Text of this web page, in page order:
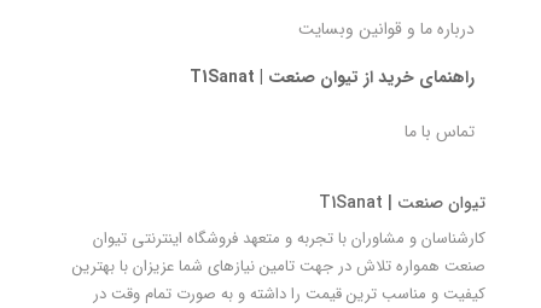
درباره ما و قوانین وبسایت
راهنمای خرید از تیوان صنعت | T1Sanat
تماس با ما
تیوان صنعت | T1Sanat
کارشناسان و مشاوران با تجربه و متعهد فروشگاه اینترنتی تیوان
صنعت همواره تلاش در جهت تامین نیازهای شما عزیزان با بهترین
کیفیت و مناسب ترین قیمت را داشته و به صورت تمام وقت در